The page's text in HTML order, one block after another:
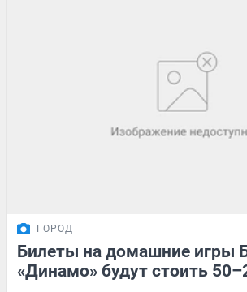
ГОРОД
Билеты на домашние игры
«Динамо» будут стоить